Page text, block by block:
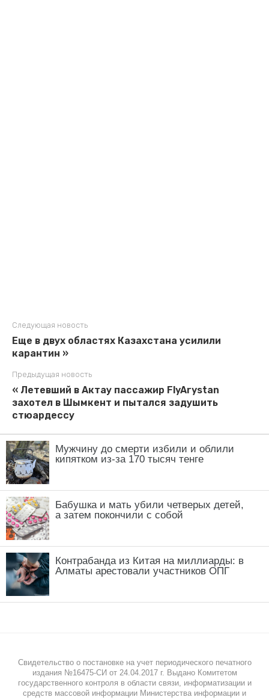
Следующая новость
Еще в двух областях Казахстана усилили
карантин »
Предыдущая новость
« Летевший в Актау пассажир FlyArystan
захотел в Шымкент и пытался задушить
стюардессу
Мужчину до смерти избили и облили
кипятком из-за 170 тысяч тенге
Бабушка и мать убили четверых детей,
а затем покончили с собой
Контрабанда из Китая на миллиарды: в
Алматы арестовали участников ОПГ
Свидетельство о постановке на учет периодического печатного
издания №16475-СИ от 24.04.2017 г. Выдано Комитетом
государственного контроля в области связи, информатизации и
средств массовой информации Министерства информации и